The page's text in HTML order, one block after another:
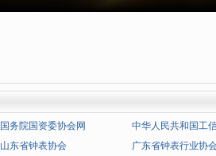
国务院国资委协会网
中华人民共和国工
山东省钟表协会
广东省钟表行业协